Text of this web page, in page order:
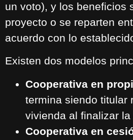
un voto), y los beneficios
proyecto o se reparten
acuerdo con lo
Existen dos modelos
Cooperativa en
termina siendo titular
vivienda al finalizar
Cooperativa en